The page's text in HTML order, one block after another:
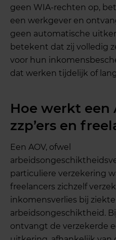
geen WIA-rechten op,
een werkgever en
geen automatische
betekent dat zij volledig
voor hun
dat werken tijdelijk of
Hoe werkt een
zzp’ers en
Een AOV, ofwel
particuliere verzekering
freelancers zichzelf
inkomensverlies bij
arbeidsongeschiktheid.
ontvangt de verzekerde